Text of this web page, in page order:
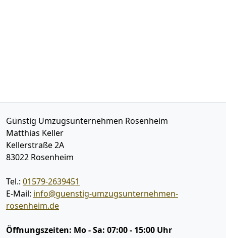
Günstig Umzugsunternehmen Rosenheim
Matthias Keller
Kellerstraße 2A
83022 Rosenheim
Tel.: 01579-2639451
E-Mail: info@guenstig-umzugsunternehmen-
rosenheim.de
Öffnungszeiten: Mo - Sa: 07:00 - 15:00 Uhr